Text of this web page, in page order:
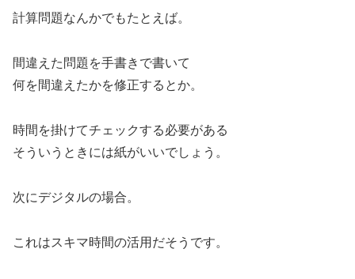
計算問題なんかでもたとえば。
間違えた問題を手書きで書いて
何を間違えたかを修正するとか。
時間を掛けてチェックする必要がある
そういうときには紙がいいでしょう。
次にデジタルの場合。
これはスキマ時間の活用だそうです。